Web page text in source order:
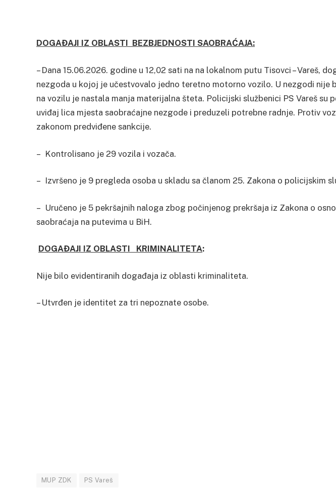
DOGAĐAJI IZ OBLASTI BEZBJEDNOSTI SAOBRAĆAJA:
– Dana 15.06.2026. godine u 12,02 sati na na lokalnom putu Tisovci – Vareš,
nezgoda u kojoj je učestvovalo jedno teretno motorno vozilo. U nezgodi nije
na vozilu je nastala manja materijalna šteta. Policijski službenici PS Vareš su
uviđaj lica mjesta saobraćajne nezgode i preduzeli potrebne radnje. Protiv
zakonom predviđene sankcije.
– Kontrolisano je 29 vozila i vozača.
– Izvršeno je 9 pregleda osoba u skladu sa članom 25. Zakona o policijskim
– Uručeno je 5 pekršajnih naloga zbog počinjenog prekršaja iz Zakona o
saobraćaja na putevima u BiH.
DOGAĐAJI IZ OBLASTI KRIMINALITETA:
Nije bilo evidentiranih događaja iz oblasti kriminaliteta.
– Utvrđen je identitet za tri nepoznate osobe.
MUP ZDK PS Vareš